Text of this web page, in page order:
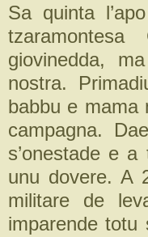
Sa quinta
giovinedda,
nostra.
babbu e mama
campagna.
s’onestade e
unu dovere. A
militare de
imparende